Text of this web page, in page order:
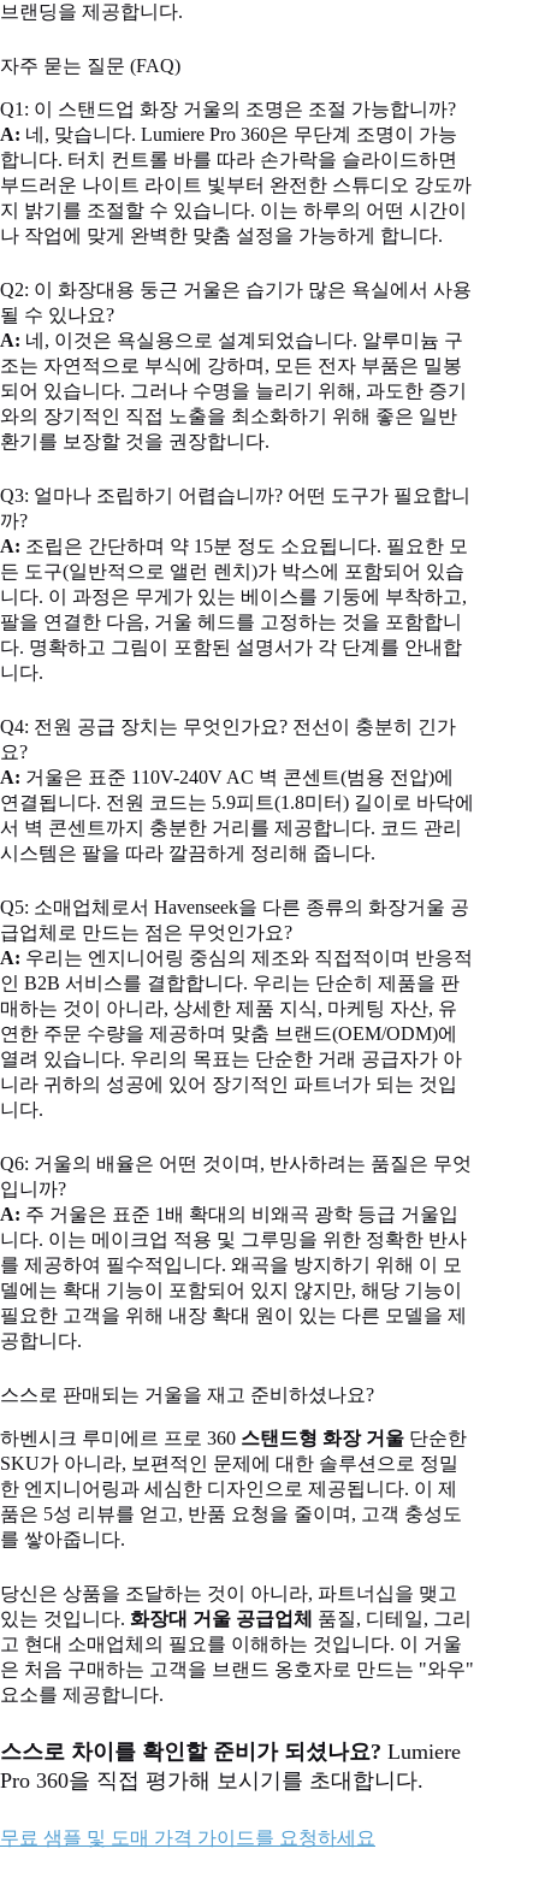
브랜딩을 제공합니다.
자주 묻는 질문 (FAQ)
Q1: 이 스탠드업 화장 거울의 조명은 조절 가능합니까?
A: 네, 맞습니다. Lumiere Pro 360은 무단계 조명이 가능
합니다. 터치 컨트롤 바를 따라 손가락을 슬라이드하면
부드러운 나이트 라이트 빛부터 완전한 스튜디오 강도까
지 밝기를 조절할 수 있습니다. 이는 하루의 어떤 시간이
나 작업에 맞게 완벽한 맞춤 설정을 가능하게 합니다.
Q2: 이 화장대용 둥근 거울은 습기가 많은 욕실에서 사용
될 수 있나요?
A: 네, 이것은 욕실용으로 설계되었습니다. 알루미늄 구
조는 자연적으로 부식에 강하며, 모든 전자 부품은 밀봉
되어 있습니다. 그러나 수명을 늘리기 위해, 과도한 증기
와의 장기적인 직접 노출을 최소화하기 위해 좋은 일반
환기를 보장할 것을 권장합니다.
Q3: 얼마나 조립하기 어렵습니까? 어떤 도구가 필요합니
까?
A: 조립은 간단하며 약 15분 정도 소요됩니다. 필요한 모
든 도구(일반적으로 앨런 렌치)가 박스에 포함되어 있습
니다. 이 과정은 무게가 있는 베이스를 기둥에 부착하고,
팔을 연결한 다음, 거울 헤드를 고정하는 것을 포함합니
다. 명확하고 그림이 포함된 설명서가 각 단계를 안내합
니다.
Q4: 전원 공급 장치는 무엇인가요? 전선이 충분히 긴가
요?
A: 거울은 표준 110V-240V AC 벽 콘센트(범용 전압)에
연결됩니다. 전원 코드는 5.9피트(1.8미터) 길이로 바닥에
서 벽 콘센트까지 충분한 거리를 제공합니다. 코드 관리
시스템은 팔을 따라 깔끔하게 정리해 줍니다.
Q5: 소매업체로서 Havenseek을 다른 종류의 화장거울 공
급업체로 만드는 점은 무엇인가요?
A: 우리는 엔지니어링 중심의 제조와 직접적이며 반응적
인 B2B 서비스를 결합합니다. 우리는 단순히 제품을 판
매하는 것이 아니라, 상세한 제품 지식, 마케팅 자산, 유
연한 주문 수량을 제공하며 맞춤 브랜드(OEM/ODM)에
열려 있습니다. 우리의 목표는 단순한 거래 공급자가 아
니라 귀하의 성공에 있어 장기적인 파트너가 되는 것입
니다.
Q6: 거울의 배율은 어떤 것이며, 반사하려는 품질은 무엇
입니까?
A: 주 거울은 표준 1배 확대의 비왜곡 광학 등급 거울입
니다. 이는 메이크업 적용 및 그루밍을 위한 정확한 반사
를 제공하여 필수적입니다. 왜곡을 방지하기 위해 이 모
델에는 확대 기능이 포함되어 있지 않지만, 해당 기능이
필요한 고객을 위해 내장 확대 원이 있는 다른 모델을 제
공합니다.
스스로 판매되는 거울을 재고 준비하셨나요?
하벤시크 루미에르 프로 360 스탠드형 화장 거울 단순한
SKU가 아니라, 보편적인 문제에 대한 솔루션으로 정밀
한 엔지니어링과 세심한 디자인으로 제공됩니다. 이 제
품은 5성 리뷰를 얻고, 반품 요청을 줄이며, 고객 충성도
를 쌓아줍니다.
당신은 상품을 조달하는 것이 아니라, 파트너십을 맺고
있는 것입니다. 화장대 거울 공급업체
품질, 디테일, 그리
고 현대 소매업체의 필요를 이해하는 것입니다. 이 거울
은 처음 구매하는 고객을 브랜드 옹호자로 만드는 "와우"
요소를 제공합니다.
스스로 차이를 확인할 준비가 되셨나요? Lumiere
Pro 360을 직접 평가해 보시기를 초대합니다.
무료 샘플 및 도매 가격 가이드를 요청하세요